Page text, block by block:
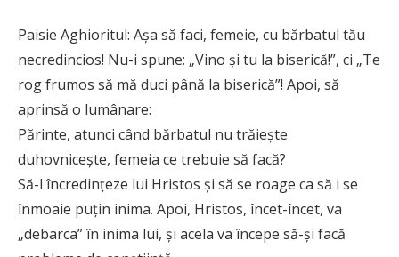
Paisie Aghioritul: Așa să faci, femeie, cu bărbatul tău
necredincios! Nu-i spune: „Vino şi tu la biserică!”, ci „Te
rog frumos să mă duci până la biserică”! Apoi, să
aprinsă o lumânare:
Părinte, atunci când bărbatul nu trăieşte
duhovniceşte, femeia ce trebuie să facă?
Să-l încredinţeze lui Hristos şi să se roage ca să i se
înmoaie puţin inima. Apoi, Hristos, încet-încet, va
„debarca” în inima lui, şi acela va începe să-şi facă